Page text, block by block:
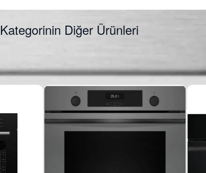
Kategorinin Diğer Ürünleri